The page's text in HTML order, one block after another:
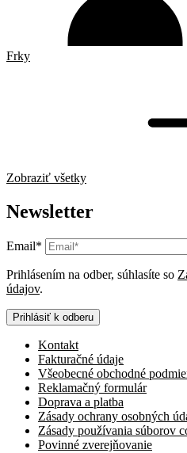
Frky
Zobraziť všetky
Newsletter
Email*
Prihlásením na odber, súhlasíte so
údajov.
Prihlásiť k odberu
Kontakt
Fakturačné údaje
Všeobecné obchodné
Reklamačný formulár
Doprava a platba
Zásady ochrany osobných
Zásady používania súborov
Povinné zverejňovanie